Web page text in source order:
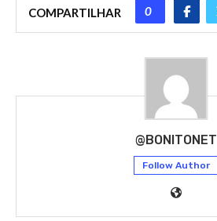
COMPARTILHAR 0
@BONITONET
Follow Author